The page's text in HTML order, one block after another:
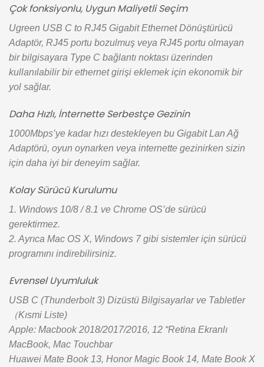
Çok fonksiyonlu, Uygun Maliyetli Seçim
Ugreen USB C to RJ45 Gigabit Ethernet Dönüştürücü
Adaptör, RJ45 portu bozulmuş veya RJ45 portu olmayan
bir bilgisayara Type C bağlantı noktası üzerinden
kullanılabilir bir ethernet girişi eklemek için ekonomik bir
yol sağlar.
Daha Hızlı, İnternette Serbestçe Gezinin
1000Mbps’ye kadar hızı destekleyen bu Gigabit Lan Ağ
Adaptörü, oyun oynarken veya internette gezinirken sizin
için daha iyi bir deneyim sağlar.
Kolay Sürücü Kurulumu
1. Windows 10/8 / 8.1 ve Chrome OS’de sürücü
gerektirmez.
2. Ayrıca Mac OS X, Windows 7 gibi sistemler için sürücü
programını indirebilirsiniz.
Evrensel Uyumluluk
USB C (Thunderbolt 3) Dizüstü Bilgisayarlar ve Tabletler
（Kısmi Liste)
Apple: Macbook 2018/2017/2016, 12 “Retina Ekranlı
MacBook, Mac Touchbar
Huawei Mate Book 13, Honor Magic Book 14, Mate Book X